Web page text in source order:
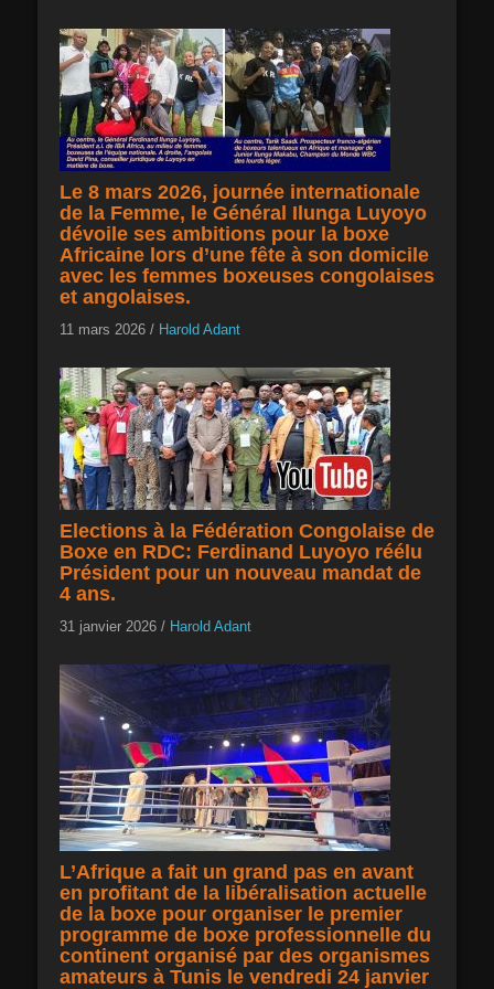
Le 8 mars 2026, journée internationale
de la Femme, le Général Ilunga Luyoyo
dévoile ses ambitions pour la boxe
Africaine lors d’une fête à son domicile
avec les femmes boxeuses congolaises
et angolaises.
11 mars 2026 / Harold Adant
Elections à la Fédération Congolaise de
Boxe en RDC: Ferdinand Luyoyo réélu
Président pour un nouveau mandat de
4 ans.
31 janvier 2026 / Harold Adant
L’Afrique a fait un grand pas en avant
en profitant de la libéralisation actuelle
de la boxe pour organiser le premier
programme de boxe professionnelle du
continent organisé par des organismes
amateurs à Tunis le vendredi 24 janvier